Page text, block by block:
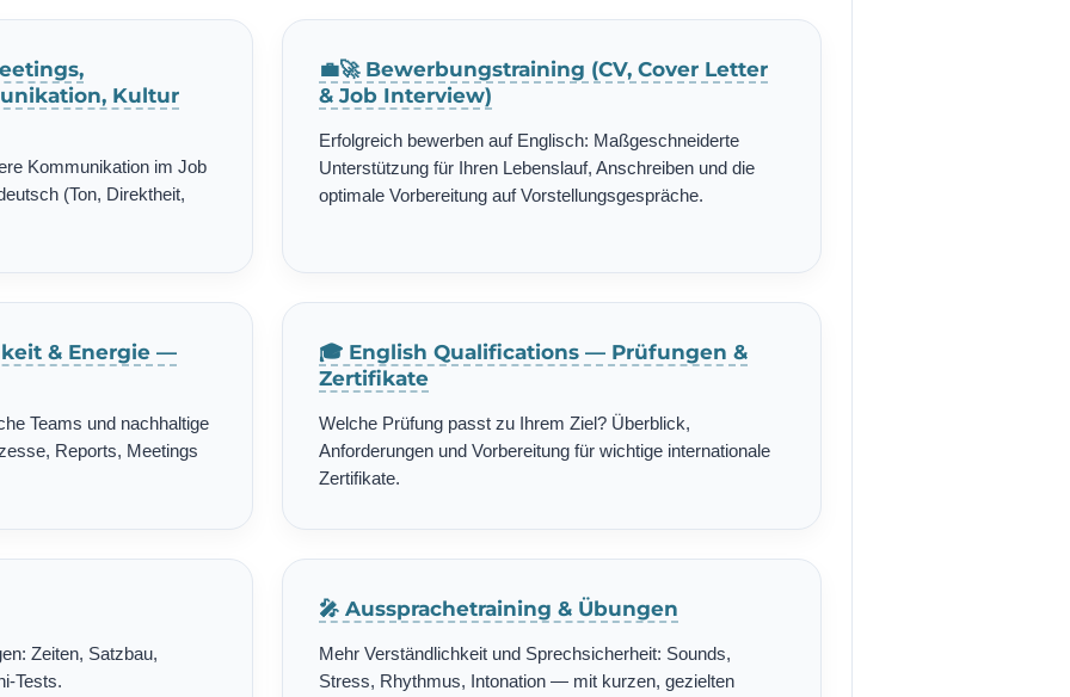
Kultur
Kommunikation im Job
(Ton, Direktheit,
💼🚀 Bewerbungstraining (CV, Cover Letter
& Job Interview)
Erfolgreich bewerben auf Englisch: Maßgeschneiderte
Unterstützung für Ihren Lebenslauf, Anschreiben und die
optimale Vorbereitung auf Vorstellungsgespräche.
& Energie —
Teams und nachhaltige
Reports, Meetings
🎓 English Qualifications — Prüfungen &
Zertifikate
Welche Prüfung passt zu Ihrem Ziel? Überblick,
Anforderungen und Vorbereitung für wichtige internationale
Zertifikate.
Zeiten, Satzbau,
Tests.
🎤 Aussprachetraining & Übungen
Mehr Verständlichkeit und Sprechsicherheit: Sounds,
Stress, Rhythmus, Intonation — mit kurzen, gezielten